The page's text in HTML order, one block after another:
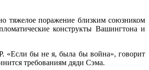
тяжелое поражение близким союзником
конструкты Вашингтона и
«Если бы не я, была бы война», говорит
требованиям дяди Сэма.